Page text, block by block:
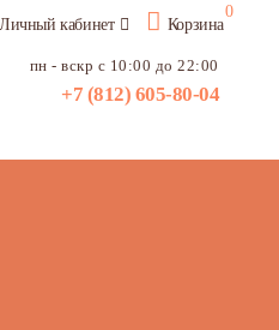
Личный кабинет Корзина
0
пн - вскр с 10:00 до 22:00
+7 (812) 605-80-04